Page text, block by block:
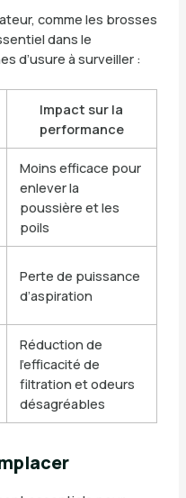
comme les brosses
dans le
d’usure à surveiller :
Impact sur la
performance
Moins efficace pour
enlever la
poussière et les
poils
Perte de puissance
d’aspiration
Réduction de
l’efficacité de
filtration et odeurs
désagréables